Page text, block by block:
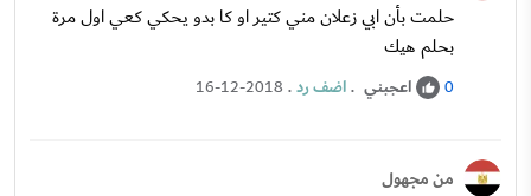
حلمت بأن ابي زعلان مني كتير او كا بدو يحكي كعي اول مرة
بحلم هيك
0 اعجبني .اضف رد.
16-12-2018
من مجهول